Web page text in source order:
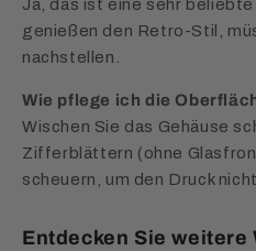
Ja, das ist eine sehr
genießen den Retro-Stil,
nachstellen.
Wie pflege ich die
Wischen Sie das Gehäuse
Zifferblättern (ohne
scheuern, um den Druck
Entdecken Sie weitere